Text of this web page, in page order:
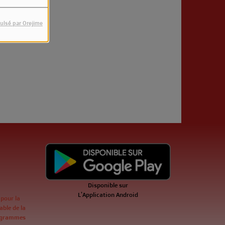
par Orejime
la
de la
Disponible sur
L'Application Android